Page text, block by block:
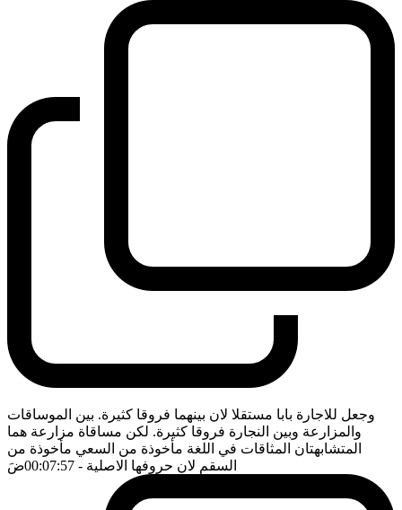
وجعل للاجارة بابا مستقلا لان بينهما فروقا كثيرة. بين الموساقات
والمزارعة وبين النجارة فروقا كثيرة. لكن مساقاة مزارعة هما
المتشابهتان المثاقات في اللغة مأخوذة من السعي مأخوذة من
السقم لان حروفها الاصلية - 00:07:57 ضَ